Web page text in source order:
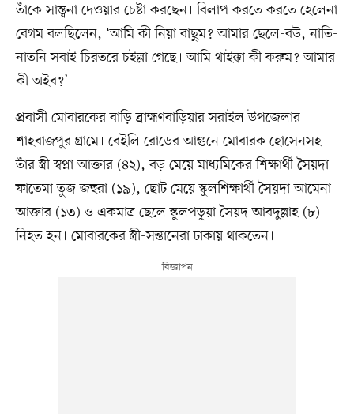
তাঁকে সান্ত্বনা দেওয়ার চেষ্টা করছেন। বিলাপ করতে করতে হেলেনা
বেগম বলছিলেন, ‘আমি কী নিয়া বাছুম? আমার ছেলে-বউ, নাতি-
নাতনি সবাই চিরতরে চইল্লা গেছে। আমি থাইক্কা কী করুম? আমার
কী অইব?’
প্রবাসী মোবারকের বাড়ি ব্রাহ্মণবাড়িয়ার সরাইল উপজেলার
শাহবাজপুর গ্রামে। বেইলি রোডের আগুনে মোবারক হোসেনসহ
তাঁর স্ত্রী স্বপ্না আক্তার (৪২), বড় মেয়ে মাধ্যমিকের শিক্ষার্থী সৈয়দা
ফাতেমা তুজ জহুরা (১৯), ছোট মেয়ে স্কুলশিক্ষার্থী সৈয়দা আমেনা
আক্তার (১৩) ও একমাত্র ছেলে স্কুলপড়ুয়া সৈয়দ আবদুল্লাহ (৮)
নিহত হন। মোবারকের স্ত্রী-সন্তানেরা ঢাকায় থাকতেন।